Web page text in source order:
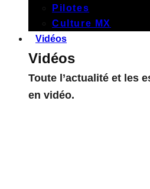
Pilotes
Culture MX
Vidéos
Vidéos
Toute l’actualité et les
en vidéo.